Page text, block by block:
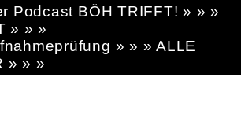
Podcast BÖH TRIFFT! » » »
» » »
» » » ALLE
» » »